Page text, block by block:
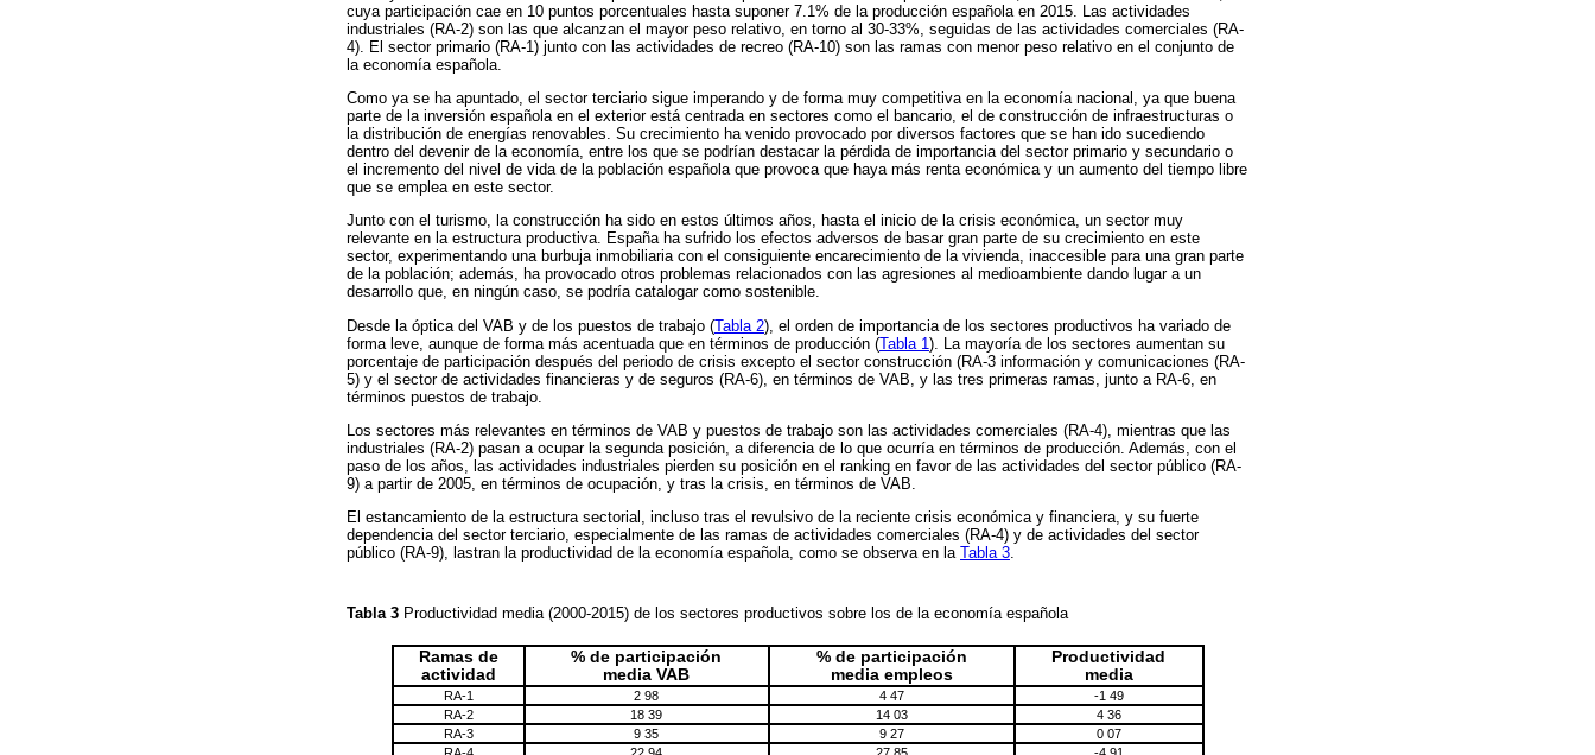
cuya participación cae en 10 puntos porcentuales hasta suponer 7.1% de la producción española en 2015. Las actividades
industriales (RA-2) son las que alcanzan el mayor peso relativo, en torno al 30-33%, seguidas de las actividades comerciales (RA-
4). El sector primario (RA-1) junto con las actividades de recreo (RA-10) son las ramas con menor peso relativo en el conjunto de
la economía española.
Como ya se ha apuntado, el sector terciario sigue imperando y de forma muy competitiva en la economía nacional, ya que buena
parte de la inversión española en el exterior está centrada en sectores como el bancario, el de construcción de infraestructuras o
la distribución de energías renovables. Su crecimiento ha venido provocado por diversos factores que se han ido sucediendo
dentro del devenir de la economía, entre los que se podrían destacar la pérdida de importancia del sector primario y secundario o
el incremento del nivel de vida de la población española que provoca que haya más renta económica y un aumento del tiempo libre
que se emplea en este sector.
Junto con el turismo, la construcción ha sido en estos últimos años, hasta el inicio de la crisis económica, un sector muy
relevante en la estructura productiva. España ha sufrido los efectos adversos de basar gran parte de su crecimiento en este
sector, experimentando una burbuja inmobiliaria con el consiguiente encarecimiento de la vivienda, inaccesible para una gran parte
de la población; además, ha provocado otros problemas relacionados con las agresiones al medioambiente dando lugar a un
desarrollo que, en ningún caso, se podría catalogar como sostenible.
Desde la óptica del VAB y de los puestos de trabajo (Tabla 2), el orden de importancia de los sectores productivos ha variado de
forma leve, aunque de forma más acentuada que en términos de producción (Tabla 1). La mayoría de los sectores aumentan su
porcentaje de participación después del periodo de crisis excepto el sector construcción (RA-3 información y comunicaciones (RA-
5) y el sector de actividades financieras y de seguros (RA-6), en términos de VAB, y las tres primeras ramas, junto a RA-6, en
términos puestos de trabajo.
Los sectores más relevantes en términos de VAB y puestos de trabajo son las actividades comerciales (RA-4), mientras que las
industriales (RA-2) pasan a ocupar la segunda posición, a diferencia de lo que ocurría en términos de producción. Además, con el
paso de los años, las actividades industriales pierden su posición en el ranking en favor de las actividades del sector público (RA-
9) a partir de 2005, en términos de ocupación, y tras la crisis, en términos de VAB.
El estancamiento de la estructura sectorial, incluso tras el revulsivo de la reciente crisis económica y financiera, y su fuerte
dependencia del sector terciario, especialmente de las ramas de actividades comerciales (RA-4) y de actividades del sector
público (RA-9), lastran la productividad de la economía española, como se observa en la Tabla 3
Tabla 3 Productividad media (2000-2015) de los sectores productivos sobre los de la economía española
Ramas de
actividad
% de participación
media VAB
% de participación
media empleos
Productividad
media
RA-1 2 98 4 47
-1 49
RA-2
18 39 14 03
4 36
RA-3
9 35 9 27
0 07
RA-4
22 94 27 85 -4 91